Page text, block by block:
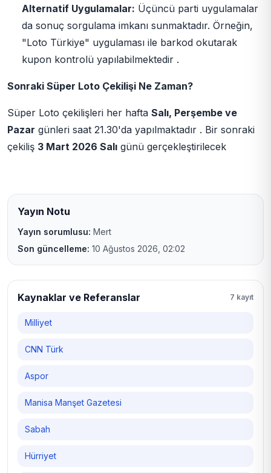
Alternatif Uygulamalar: Üçüncü parti uygulamalar
da sonuç sorgulama imkanı sunmaktadır. Örneğin,
"Loto Türkiye" uygulaması ile barkod okutarak
kupon kontrolü yapılabilmektedir .
Sonraki Süper Loto Çekilişi Ne Zaman?
Süper Loto çekilişleri her hafta Salı, Perşembe ve
Pazar günleri saat 21.30'da yapılmaktadır . Bir sonraki
çekiliş 3 Mart 2026 Salı günü gerçekleştirilecek
Yayın Notu
Yayın sorumlusu: Mert
Son güncelleme: 10 Ağustos 2026, 02:02
Kaynaklar ve Referanslar 7 kayıt
Milliyet
CNN Türk
Aspor
Manisa Manşet Gazetesi
Sabah
Hürriyet